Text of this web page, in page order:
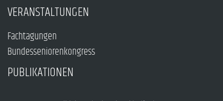
VERANSTALTUNGEN
Fachtagungen
Bundesseniorenkongress
PUBLIKATIONEN